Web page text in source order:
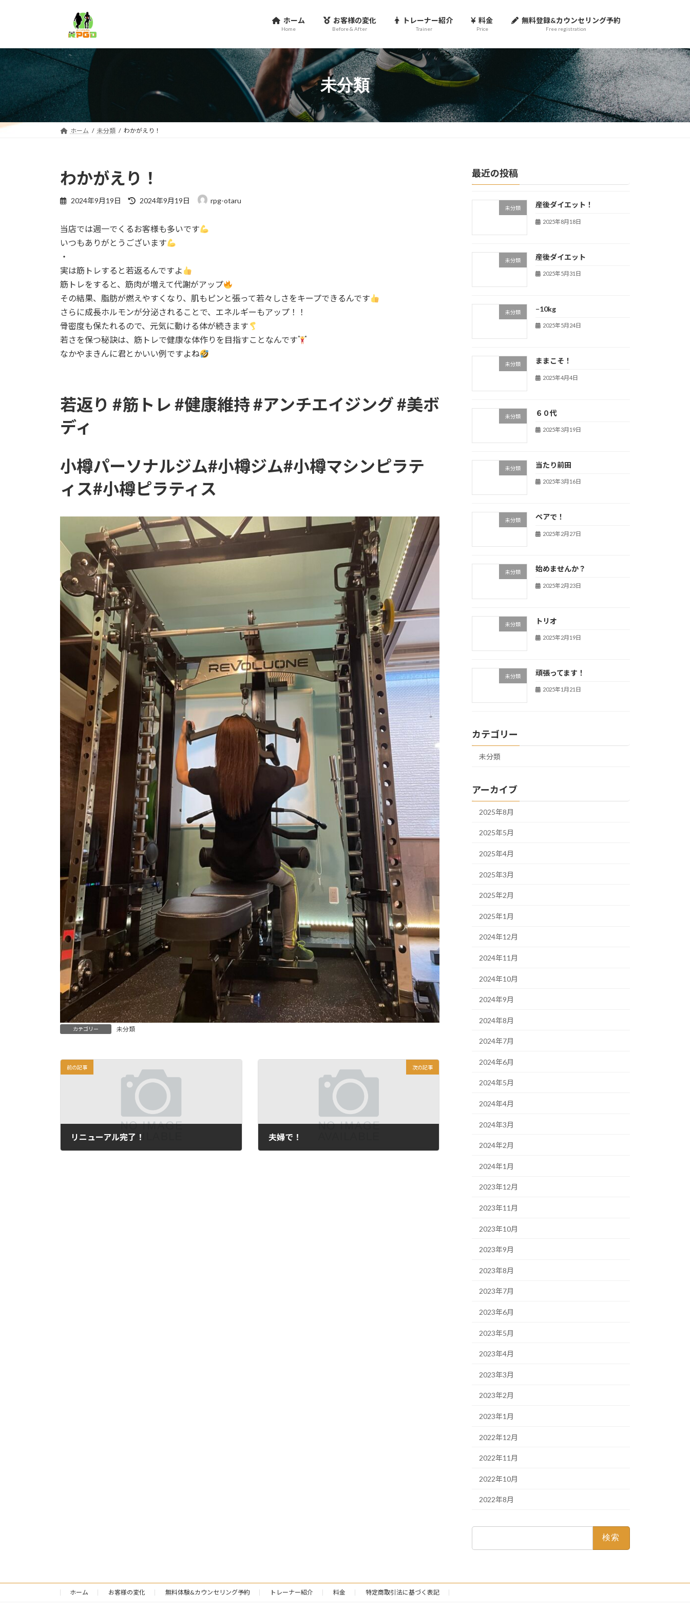
へ
ッ
プ
ョ
移
動
ホーム
Home
お客様の変化
Before & After
トレーナー紹介
Trainer
料金
Price
無料登録&カウンセリング予約
Free registration
未分類
ホーム 未分類 わかがえり！
わかがえり！
2024年9月19日
最
新
日
2024年9月19日 rpg-otaru
当店では週一でくるお客様も多いです
いつもありがとうございます
・
実は筋トレすると若返るんですよ
筋トレをすると、筋肉が増えて代謝がアップ
その結果、脂肪が燃えやすくなり、肌もピンと張って若々しさをキープできるんです
さらに成長ホルモンが分泌されることで、エネルギーもアップ！！
骨密度も保たれるので、元気に動ける体が続きます
若さを保つ秘訣は、筋トレで健康な体作りを目指すことなんです
なかやまきんに君とかいい例ですよね
若返り #筋トレ #健康維持 #アンチエイジング #美ボ
ディ
小樽パーソナルジム#小樽ジム#小樽マシンピラテ
ィス#小樽ピラティス
カテゴリー 未分類
前の記事
リニューアル完了！
次の記事
夫婦で！
最近の投稿
未分類 産後ダイエット！
2025年8月18日
未分類 産後ダイエット
2025年5月31日
未分類 −10kg
2025年5月24日
未分類 ままこそ！
2025年4月4日
未分類 ６０代
2025年3月19日
未分類 当たり前田
2025年3月16日
未分類 ペアで！
2025年2月27日
未分類 始めませんか？
2025年2月23日
未分類 トリオ
2025年2月19日
未分類 頑張ってます！
2025年1月21日
カテゴリー
未分類
アーカイブ
2025年8月
2025年5月
2025年4月
2025年3月
2025年2月
2025年1月
2024年12月
2024年11月
2024年10月
2024年9月
2024年8月
2024年7月
2024年6月
2024年5月
2024年4月
2024年3月
2024年2月
2024年1月
2023年12月
2023年11月
2023年10月
2023年9月
2023年8月
2023年7月
2023年6月
2023年5月
2023年4月
2023年3月
2023年2月
2023年1月
2022年12月
2022年11月
2022年10月
2022年8月
ホーム お客様の変化 無料体験&カウンセリング予約 トレーナー紹介 料金 特定商取引法に基づく表記